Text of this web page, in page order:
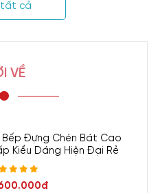
kính ngăn
vách dựng cấu trúc tủ các tấm
hệ khung và phụ kiện kim
Thường được dùng trong chia
vách ngănphòng bếp
làm việc,...
tất cả
VỀ
Bếp Đựng Chén Bát Cao
Kiểu Dáng Hiện Đại Rẻ